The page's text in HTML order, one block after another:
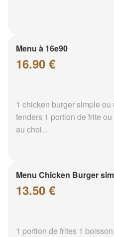
Menu à 16e90
16.90 €
1 chicken burger simple
tenders 1 portion de frite
au choi...
Menu Chicken Burger
13.50 €
1 portion de frites 1